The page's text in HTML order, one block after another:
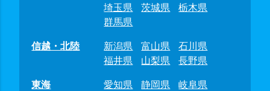
埼玉県
茨城県
栃木県
群馬県
信越・北陸
新潟県 富山県
石川県
福井県
山梨県
長野県
東海
愛知県 静岡県 岐阜県